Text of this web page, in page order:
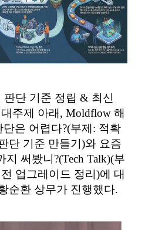
판단 기준 정립 & 최신
주제 아래, Moldflow 해
은 어렵다?(부제: 적확
단 기준 만들기)와 요즘
써봤니?(Tech Talk)(부
업그레이드 정리)에 대
순환 상무가 진행했다.